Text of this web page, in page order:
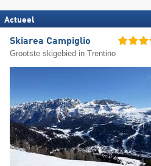
Actueel
Skiarea Campiglio
Grootste skigebied in Trentino